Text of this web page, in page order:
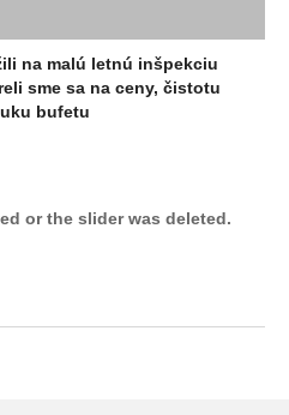
na malú letnú inšpekciu
sme sa na ceny, čistotu
bufetu
or the slider was deleted.